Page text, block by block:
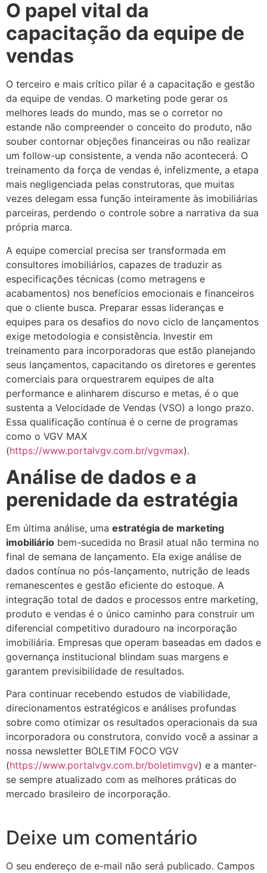
O papel vital da
capacitação da equipe de
vendas
O terceiro e mais crítico pilar é a capacitação e gestão
da equipe de vendas. O marketing pode gerar os
melhores leads do mundo, mas se o corretor no
estande não compreender o conceito do produto, não
souber contornar objeções financeiras ou não realizar
um follow-up consistente, a venda não acontecerá. O
treinamento da força de vendas é, infelizmente, a etapa
mais negligenciada pelas construtoras, que muitas
vezes delegam essa função inteiramente às imobiliárias
parceiras, perdendo o controle sobre a narrativa da sua
própria marca.
A equipe comercial precisa ser transformada em
consultores imobiliários, capazes de traduzir as
especificações técnicas (como metragens e
acabamentos) nos benefícios emocionais e financeiros
que o cliente busca. Preparar essas lideranças e
equipes para os desafios do novo ciclo de lançamentos
exige metodologia e consistência. Investir em
treinamento para incorporadoras que estão planejando
seus lançamentos, capacitando os diretores e gerentes
comerciais para orquestrarem equipes de alta
performance e alinharem discurso e metas, é o que
sustenta a Velocidade de Vendas (VSO) a longo prazo.
Essa qualificação contínua é o cerne de programas
como o VGV MAX
(https://www.portalvgv.com.br/vgvmax).
Análise de dados e a
perenidade da estratégia
Em última análise, uma estratégia de marketing
imobiliário bem-sucedida no Brasil atual não termina no
final de semana de lançamento. Ela exige análise de
dados contínua no pós-lançamento, nutrição de leads
remanescentes e gestão eficiente do estoque. A
integração total de dados e processos entre marketing,
produto e vendas é o único caminho para construir um
diferencial competitivo duradouro na incorporação
imobiliária. Empresas que operam baseadas em dados e
governança institucional blindam suas margens e
garantem previsibilidade de resultados.
Para continuar recebendo estudos de viabilidade,
direcionamentos estratégicos e análises profundas
sobre como otimizar os resultados operacionais da sua
incorporadora ou construtora, convido você a assinar a
nossa newsletter BOLETIM FOCO VGV
(https://www.portalvgv.com.br/boletimvgv) e a manter-
se sempre atualizado com as melhores práticas do
mercado brasileiro de incorporação.
Deixe um comentário
O seu endereço de e-mail não será publicado. Campos